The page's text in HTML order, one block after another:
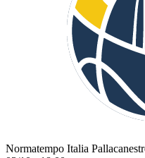
Normatempo Italia